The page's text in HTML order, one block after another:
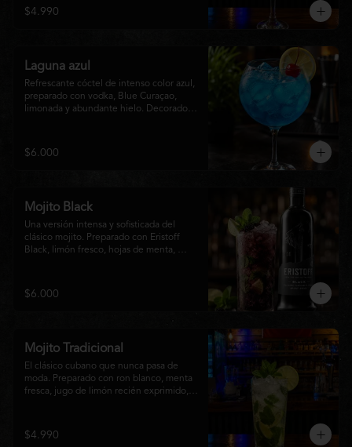
cóctel equilibrado, de notas cítricas y
sabor intenso, perfecto para disfrutar en
$4.990
Laguna azul
Refrescante cóctel de intenso color azul,
preparado con vodka, Blue Curaçao,
limonada y abundante hielo. Decorado
final fresco, ideal para cualquier ocasión.
$6.000
Mojito Black
Una versión intensa y sofisticada del
clásico mojito. Preparado con Eristoff
Black, limón fresco, hojas de menta,
equilibrio perfecto entre frescura, dulzor
y un ligero toque cítrico, convirtiéndolo
$6.000
Mojito Tradicional
El clásico cubano que nunca pasa de
moda. Preparado con ron blanco, menta
fresca, jugo de limón recién exprimido,
aromático y perfectamente equilibrado,
ideal para disfrutar en cualquier ocasión.
$4.990